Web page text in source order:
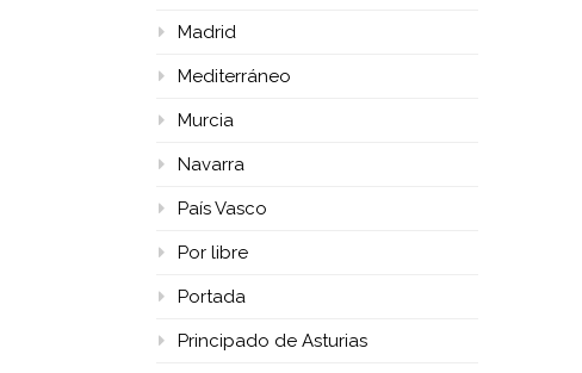
Madrid
Mediterráneo
Murcia
Navarra
País Vasco
Por libre
Portada
Principado de Asturias